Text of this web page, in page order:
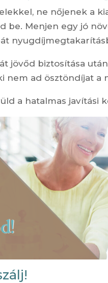
ne nőjenek a
be. Menjen egy jó
jövőd biztosítása
nem ad ösztöndíjat a
a hatalmas javítási